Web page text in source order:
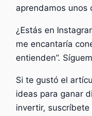
aprendamos unos
¿Estás en
me encantaría
entienden”.
Si te gustó el
ideas para ganar
invertir,